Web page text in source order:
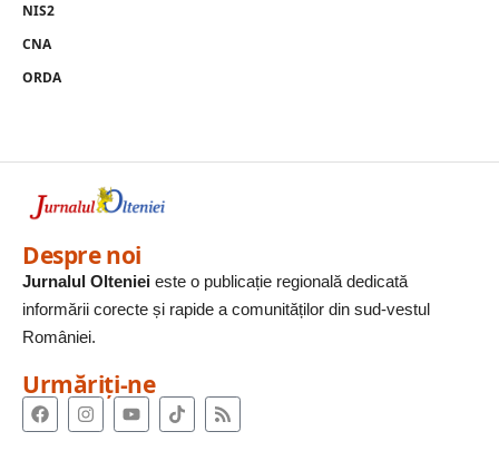
NIS2
CNA
ORDA
Despre noi
Jurnalul Olteniei este o publicație regională dedicată
informării corecte și rapide a comunităților din sud-vestul
României.
Urmăriți-ne